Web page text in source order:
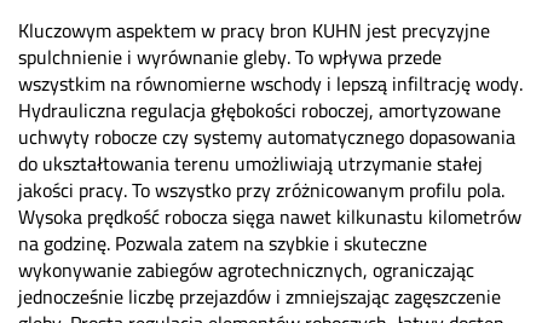
Kluczowym aspektem w pracy bron KUHN jest precyzyjne
spulchnienie i wyrównanie gleby. To wpływa przede
wszystkim na równomierne wschody i lepszą infiltrację wody.
Hydrauliczna regulacja głębokości roboczej, amortyzowane
uchwyty robocze czy systemy automatycznego dopasowania
do ukształtowania terenu umożliwiają utrzymanie stałej
jakości pracy. To wszystko przy zróżnicowanym profilu pola.
Wysoka prędkość robocza sięga nawet kilkunastu kilometrów
na godzinę. Pozwala zatem na szybkie i skuteczne
wykonywanie zabiegów agrotechnicznych, ograniczając
jednocześnie liczbę przejazdów i zmniejszając zagęszczenie